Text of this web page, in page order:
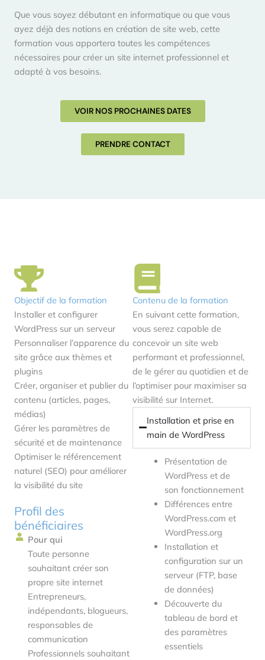
Que vous soyez débutant en informatique ou que vous
ayez déjà des notions en création de site web, cette
formation vous apportera toutes les compétences
nécessaires pour créer un site internet professionnel et
adapté à vos besoins.
VOIR NOS PROCHAINES DATES
PRENDRE CONTACT
Objectif de la formation
Installer et configurer
WordPress sur un serveur
Personnaliser l’apparence du
site grâce aux thèmes et
plugins
Créer, organiser et publier du
contenu (articles, pages,
médias)
Gérer les paramètres de
sécurité et de maintenance
Optimiser le référencement
naturel (SEO) pour améliorer
la visibilité du site
Profil des
bénéficiaires
Pour qui
Toute personne
souhaitant créer son
propre site internet
Entrepreneurs,
indépendants, blogueurs,
responsables de
communication
Professionnels souhaitant
Contenu de la formation
En suivant cette formation,
vous serez capable de
concevoir un site web
performant et professionnel,
de le gérer au quotidien et de
l’optimiser pour maximiser sa
visibilité sur Internet.
Installation et prise en
main de WordPress
Présentation de
WordPress et de
son fonctionnement
Différences entre
WordPress.com et
WordPress.org
Installation et
configuration sur un
serveur (FTP, base
de données)
Découverte du
tableau de bord et
des paramètres
essentiels